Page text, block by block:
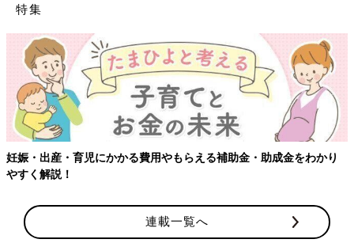
特集
妊娠・出産・育児にかかる費用やもらえる補助金・助成金をわかり
やすく解説！
連載一覧へ